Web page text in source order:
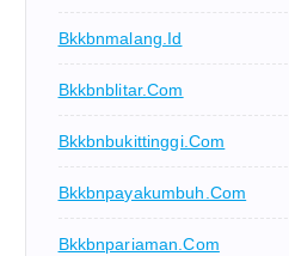
Bkkbnmalang.id
Bkkbnblitar.com
Bkkbnbukittinggi.com
Bkkbnpayakumbuh.com
Bkkbnpariaman.com